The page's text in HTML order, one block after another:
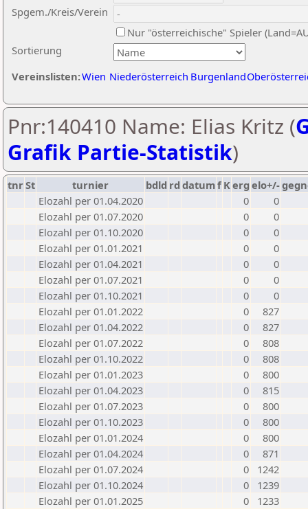
Sortierung
Spgem./Kreis/Verein
Nur "österreichische" Spieler
Vereinslisten:Wien Niederösterreich Burgenland
Pnr:140410 Name: Elias Kritz (
Grafik Partie-Statistik)
tnrSt turnier bdld rd datumf Kerg elo+/-
Elozahl per 01.04.2020
0
0
Elozahl per 01.07.2020
0
0
Elozahl per 01.10.2020
0
0
Elozahl per 01.01.2021
0
0
Elozahl per 01.04.2021
0
0
Elozahl per 01.07.2021
0
0
Elozahl per 01.10.2021
0
0
Elozahl per 01.01.2022
0
827
Elozahl per 01.04.2022
0
827
Elozahl per 01.07.2022
0
808
Elozahl per 01.10.2022
0
808
Elozahl per 01.01.2023
0
800
Elozahl per 01.04.2023
0
815
Elozahl per 01.07.2023
0
800
Elozahl per 01.10.2023
0
800
Elozahl per 01.01.2024
0
800
Elozahl per 01.04.2024
0
871
Elozahl per 01.07.2024
0
1242
Elozahl per 01.10.2024
0
1239
Elozahl per 01.01.2025
0
1233